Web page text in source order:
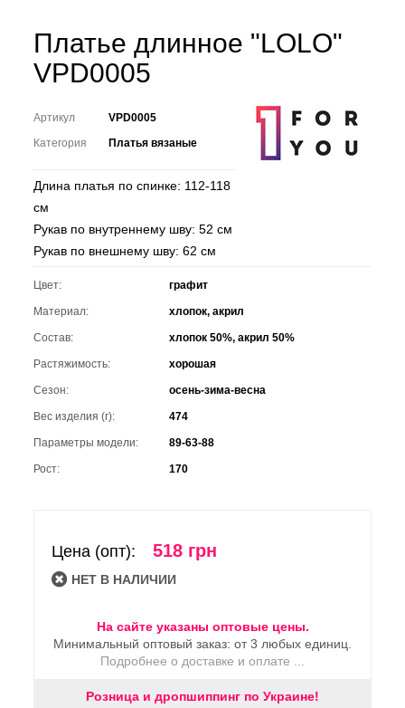
Платье длинное "LOLO"
VPD0005
Артикул
VPD0005
Категория
Платья вязаные
Длина платья по спинке: 112-118
см
Рукав по внутреннему шву: 52 см
Рукав по внешнему шву: 62 см
Цвет: графит
Материал: хлопок, акрил
Состав: хлопок 50%, акрил 50%
Растяжимость: хорошая
Сезон: осень-зима-весна
Вес изделия (г): 474
Параметры модели: 89-63-88
Рост: 170
Цена (опт): 518 грн
HЕТ В НАЛИЧИИ
На сайте указаны оптовые цены.
Минимальный оптовый заказ: от 3 любых единиц.
Подробнее о доставке и оплате ...
Розница и дропшиппинг по Украине!